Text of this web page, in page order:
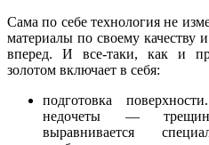
Сама по себе технология не
материалы по своему качеству
вперед. И все-таки, как и
золотом включает в себя:
подготовка
недочеты —
выравнивается